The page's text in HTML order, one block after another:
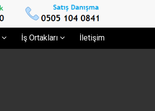
İş Ortakları İletişim